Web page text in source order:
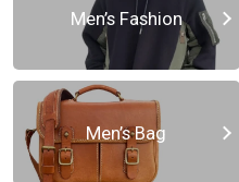
Men’s Fashion
Men’s Bag